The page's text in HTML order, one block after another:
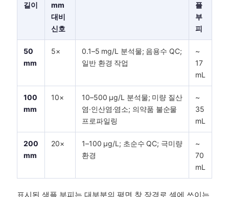
길이
mm
대비
신호
플
부
피
50
mm
5×
0.1–5 mg/L 분석물; 음용수 QC;
일반 환경 작업
~
17
mL
100
mm
10×
10–500 µg/L 분석물; 미량 질산
염·인산염·염소; 의약품 불순물
프로파일링
~
35
mL
200
mm
20×
1–100 µg/L; 초순수 QC; 극미량
환경
~
70
mL
표시된 샘플 부피는 대부분의 평면 창 장경로 셀에 쓰이는